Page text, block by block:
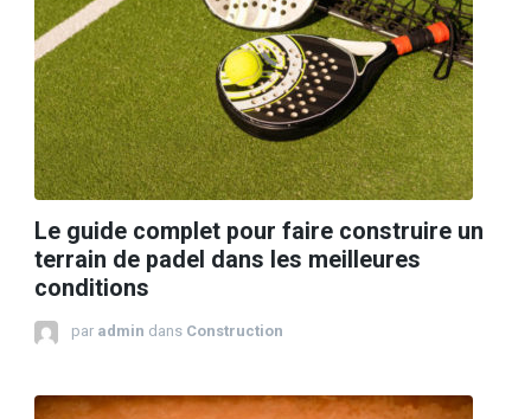
Le guide complet pour faire construire un
terrain de padel dans les meilleures
conditions
par admin dans Construction